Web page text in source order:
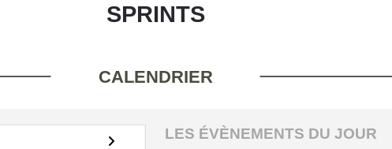
SPRINTS
CALENDRIER
LES ÉVÈNEMENTS DU JOUR